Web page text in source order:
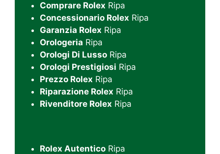
Comprare Rolex Ripa
Concessionario Rolex Ripa
Garanzia Rolex Ripa
Orologeria Ripa
Orologi Di Lusso Ripa
Orologi Prestigiosi Ripa
Prezzo Rolex Ripa
Riparazione Rolex Ripa
Rivenditore Rolex Ripa
Rolex Autentico Ripa